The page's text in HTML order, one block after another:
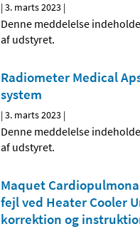
|3. marts 2023 |
Denne meddelelse
af udstyret.
Radiometer Medical
system
|3. marts 2023 |
Denne meddelelse
af udstyret.
Maquet
fejl ved Heater Cooler
korrektion og